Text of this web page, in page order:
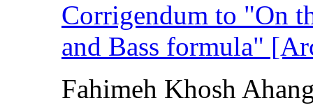
Corrigendum to "On
and Bass formula"
Fahimeh Khosh